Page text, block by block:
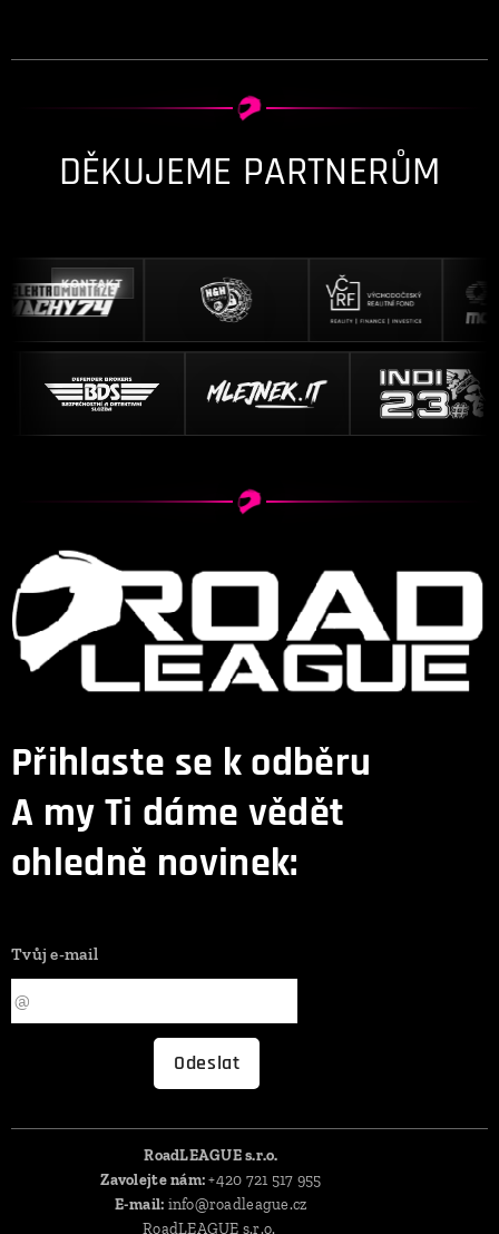
DĚKUJEME PARTNERŮM
KONTAKT
Přihlaste se k odběru
A my Ti dáme vědět
ohledně novinek:
Tvůj e-mail
Odeslat
RoadLEAGUE s.r.o.
Zavolejte nám:+420 721 517 955
E-mail: info@roadleague.cz
RoadLEAGUE s.r.o.